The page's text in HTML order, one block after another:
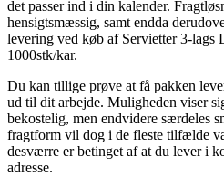
det passer ind i din kalender.
hensigtsmæssig, samt endda
levering ved køb af Servietter 3-lags
1000stk/kar.
Du kan tillige prøve at få pakken
ud til dit arbejde. Muligheden viser
bekostelig, men endvidere særdeles
fragtform vil dog i de fleste tilfælde
desværre er betinget af at du lever i
adresse.